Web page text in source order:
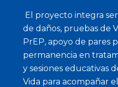
El proyecto integra
de daños, pruebas de
PrEP, apoyo de pares
permanencia en
y sesiones educativas
Vida para acompañar